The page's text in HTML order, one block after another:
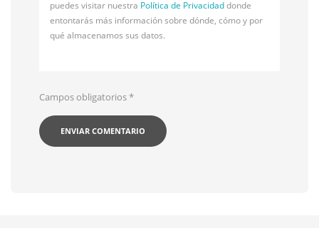
puedes visitar nuestra Política de Privacidaddonde
entontarás más información sobre dónde, cómo y por
qué almacenamos sus datos.
Campos obligatorios*